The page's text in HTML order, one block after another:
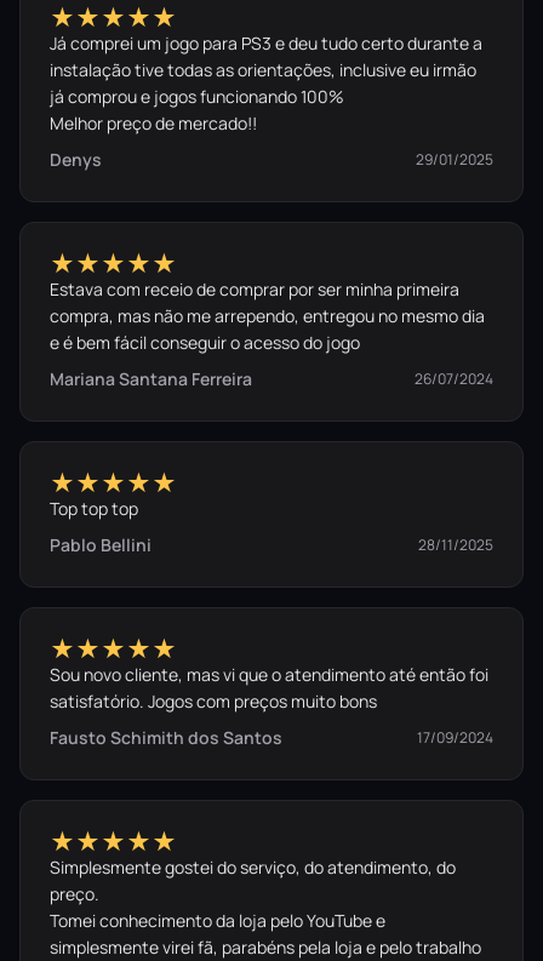
★★★★★
Já comprei um jogo para PS3 e deu tudo certo durante a
instalação tive todas as orientações, inclusive eu irmão
já comprou e jogos funcionando 100%
Melhor preço de mercado!!
Denys
29/01/2025
★★★★★
Estava com receio de comprar por ser minha primeira
compra, mas não me arrependo, entregou no mesmo dia
e é bem fácil conseguir o acesso do jogo
Mariana Santana Ferreira
26/07/2024
★★★★★
Top top top
Pablo Bellini
28/11/2025
★★★★★
Sou novo cliente, mas vi que o atendimento até então foi
satisfatório. Jogos com preços muito bons
Fausto Schimith dos Santos
17/09/2024
★★★★★
Simplesmente gostei do serviço, do atendimento, do
preço.
Tomei conhecimento da loja pelo YouTube e
simplesmente virei fã, parabéns pela loja e pelo trabalho